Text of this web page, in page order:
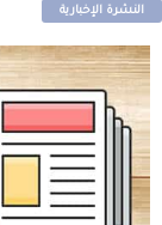
النشرة الإخبارية